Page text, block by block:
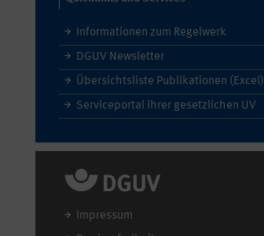
Informationen zum Regelwerk
DGUV Newsletter
Übersichtsliste Publikationen (Excel)
Serviceportal ihrer gesetzlichen UV
Impressum